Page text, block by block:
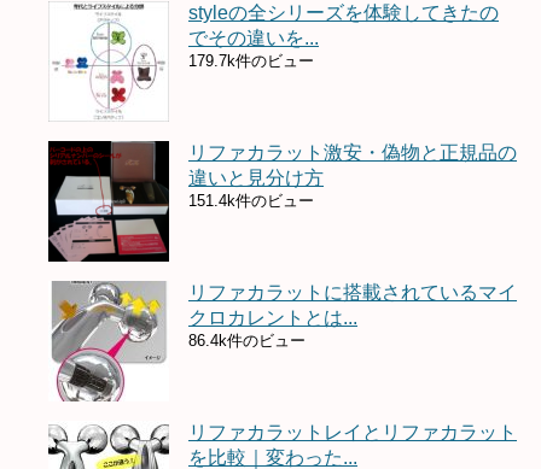
styleの全シリーズを体験してきたの
でその違いを...
179.7k件のビュー
リファカラット激安・偽物と正規品の
違いと見分け方
151.4k件のビュー
リファカラットに搭載されているマイ
クロカレントとは...
86.4k件のビュー
リファカラットレイとリファカラット
を比較｜変わった...